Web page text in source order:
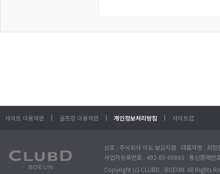
사이트 이용약관 l 골프장 이용약관 l 개인정보처리방침 l 사이트맵
상호 : 주식회사 이도 보은지점 대표자명 : 최
사업자등록번호 : 492-85-00865 통신판매
Copyright (c) CLUBD - BOEUN. All Rights